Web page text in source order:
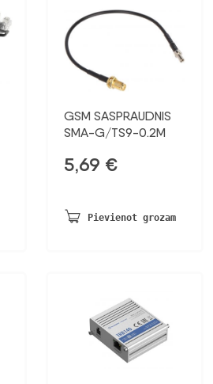
GSM SASPRAUDNIS
SMA-G/TS9-0.2M
5,69 €
Pievienot grozam